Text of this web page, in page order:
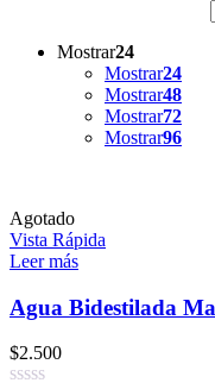
Mostrar24
Mostrar24
Mostrar48
Mostrar72
Mostrar96
Agotado
Vista Rápida
Leer más
Agua Bidestilada
$2.500